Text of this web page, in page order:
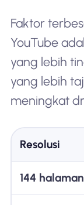
Faktor
YouTube
yang lebih
yang lebih
meningkat
Resolusi
144 halaman